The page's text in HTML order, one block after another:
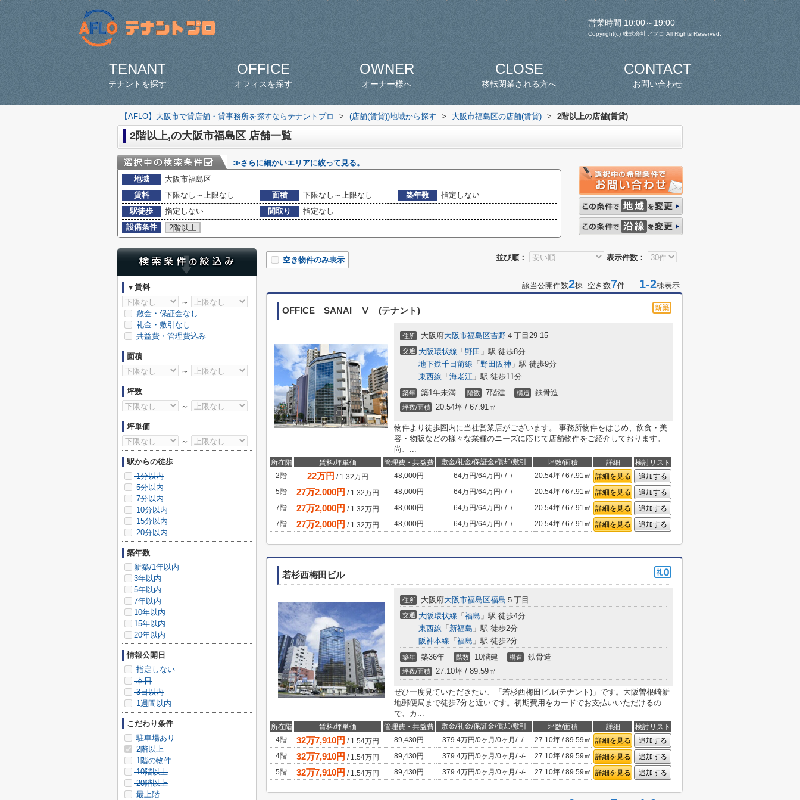
営業時間 10:00～19:00
Copyright(c) 株式会社アフロ All Rights Reserved.
TENANT
テナントを探す
OFFICE
オフィスを探す
OWNER
オーナー様へ
CLOSE
移転閉業される方へ
CONTACT
お問い合わせ
【AFLO】大阪市で貸店舗・貸事務所を探すならテナントプロ > (店舗(賃貸))地域から探す > 大阪市福島区の店舗(賃貸) > 2階以上の店舗(賃貸)
2階以上,の大阪市福島区 店舗一覧
≫さらに細かいエリアに絞って見る。
地域
大阪市福島区
賃料
下限なし～上限なし 面積 下限なし～上限なし 築年数
指定しない
駅徒歩
指定しない 間取り
指定なし
設備条件
2階以上
並び順： 表示件数：
空き物件のみ表示
該当公開件数2棟 空き数7件 1-2棟表示
OFFICE SANAI Ⅴ (テナント)
住所 大阪府大阪市福島区吉野 ４丁目29-15
交通 大阪環状線 「 野田 」駅 徒歩8分
地下鉄千日前線 「 野田阪神 」駅 徒歩9分
東西線 「 海老江 」駅 徒歩11分
築年 築1年未満 階数 7階建 構造 鉄骨造
坪数/面積 20.54坪 / 67.91㎡
物件より徒歩圏内に当社営業店がございます。 事務所物件をはじめ、飲食・美
容・物販などの様々な業種のニーズに応じて店舗物件をご紹介しております。
尚、...
所在階 賃料/坪単価 管理費・共益費 敷金/礼金/保証金/償却/敷引 坪数/面積 詳細
検討リスト
2階
22万円 / 1.32万円 48,000円 64万円/64万円/-/-/- 20.54坪 / 67.91㎡ 詳細を見る
追加する
5階
27万2,000円 / 1.32万円 48,000円 64万円/64万円/-/-/- 20.54坪 / 67.91㎡ 詳細を見る
追加する
7階
27万2,000円 / 1.32万円 48,000円 64万円/64万円/-/-/- 20.54坪 / 67.91㎡ 詳細を見る
追加する
7階
27万2,000円 / 1.32万円 48,000円 64万円/64万円/-/-/- 20.54坪 / 67.91㎡ 詳細を見る 追加する
若杉西梅田ビル
住所 大阪府大阪市福島区福島 ５丁目
交通 大阪環状線 「 福島 」駅 徒歩4分
東西線 「 新福島 」駅 徒歩2分
阪神本線 「 福島 」駅 徒歩2分
築年 築36年 階数 10階建 構造 鉄骨造
坪数/面積 27.10坪 / 89.59㎡
ぜひ一度見ていただきたい、「若杉西梅田ビル(テナント)」です。大阪曽根崎新
地郵便局まで徒歩7分と近いです。初期費用をカードでお支払いいただけるの
で、カ...
所在階 賃料/坪単価 管理費・共益費 敷金/礼金/保証金/償却/敷引 坪数/面積 詳細
検討リスト
4階
32万7,910円 / 1.54万円 89,430円 379.4万円/0ヶ月 /0ヶ月 /-/- 27.10坪 / 89.59㎡ 詳細を見る
追加する
4階
32万7,910円 / 1.54万円 89,430円 379.4万円/0ヶ月 /0ヶ月 /-/- 27.10坪 / 89.59㎡ 詳細を見る
追加する
5階
32万7,910円 / 1.54万円 89,430円 379.4万円/0ヶ月 /0ヶ月 /-/- 27.10坪 / 89.59㎡ 詳細を見る 追加する
▼賃料
～
敷金・保証金なし
礼金・敷引なし
共益費・管理費込み
面積
～
坪数
～
坪単価
～
駅からの徒歩
1分以内
5分以内
7分以内
10分以内
15分以内
20分以内
築年数
新築/1年以内
3年以内
5年以内
7年以内
10年以内
15年以内
20年以内
情報公開日
指定しない
本日
3日以内
1週間以内
こだわり条件
駐車場あり
2階以上
1階の物件
10階以上
20階以上
最上階